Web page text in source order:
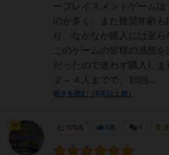
ープレイスメントゲーム
のが多く、また推奨年齢
り、なかなか購入には至ら
このゲームの皆様の感想
だったので迷わず購入しま
２～４人までで、10回...
続きを読む（5年以上前）
978名 6名
神